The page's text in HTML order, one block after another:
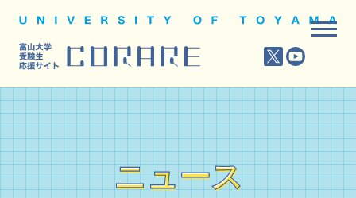
ニュース
ニュース